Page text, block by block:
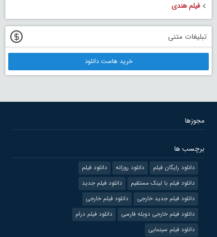
فیلم هندی
تبلیغات متنی
خرید هاست دانلود
مجوزها
برچسب ها
دانلود رایگان فیلم دانلود روزانه
دانلود فیلم
دانلود فیلم با لینک مستقیم
دانلود فیلم جدید
دانلود فیلم جدید خارجی
دانلود فیلم خارجی
دانلود فیلم خارجی دوبله فارسی
دانلود فیلم درام
دانلود فیلم سینمایی